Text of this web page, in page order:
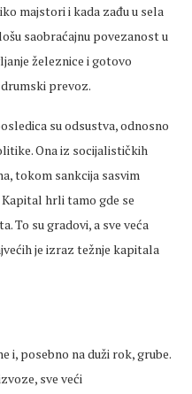
majstori i kada zađu u sela
saobraćajnu povezanost u
železnice i gotovo
prevoz.
su odsustva, odnosno
Ona iz socijalističkih
tokom sankcija sasvim
Kapital hrli tamo gde se
To su gradovi, a sve veća
je izraz težnje kapitala
i, posebno na duži rok, grube.
sve veći